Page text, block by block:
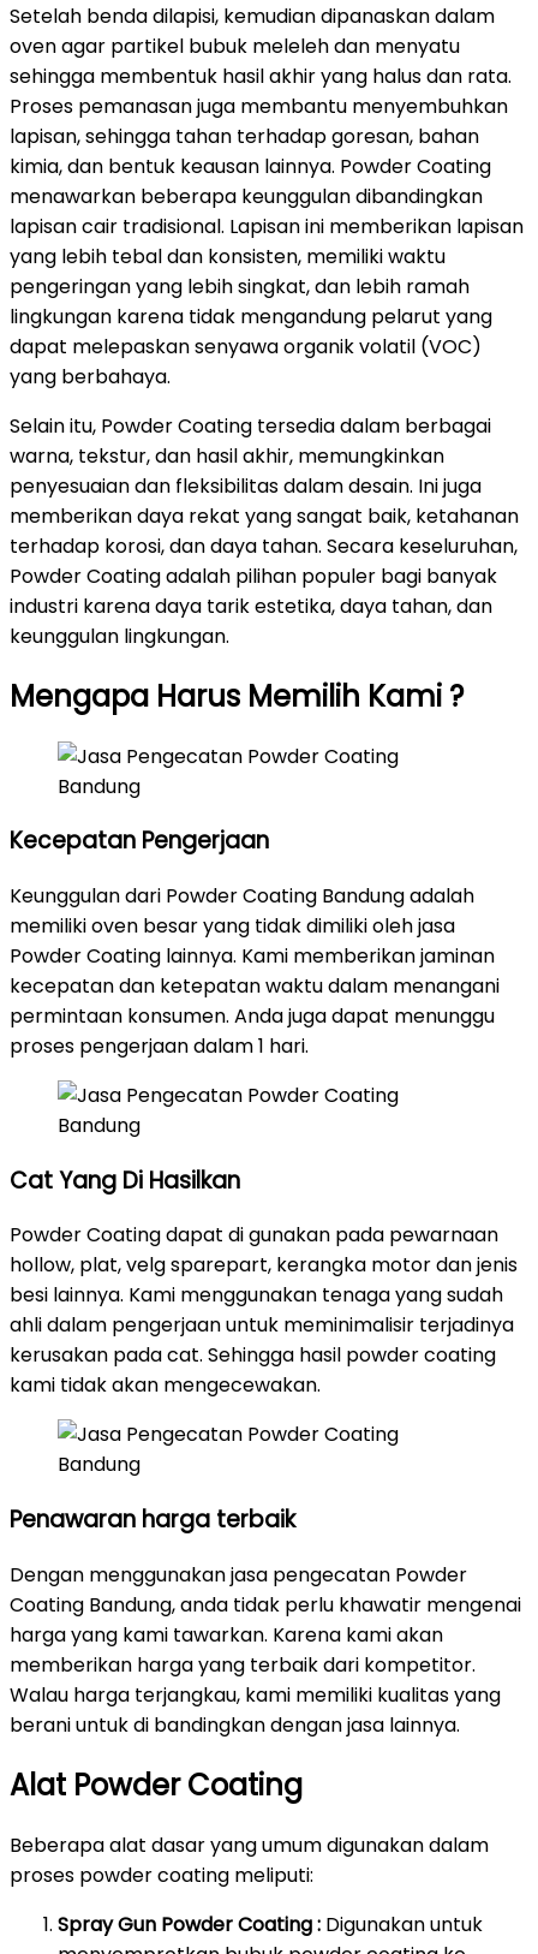
Setelah benda dilapisi, kemudian dipanaskan dalam
oven agar partikel bubuk meleleh dan menyatu
sehingga membentuk hasil akhir yang halus dan rata.
Proses pemanasan juga membantu menyembuhkan
lapisan, sehingga tahan terhadap goresan, bahan
kimia, dan bentuk keausan lainnya. Powder Coating
menawarkan beberapa keunggulan dibandingkan
lapisan cair tradisional. Lapisan ini memberikan lapisan
yang lebih tebal dan konsisten, memiliki waktu
pengeringan yang lebih singkat, dan lebih ramah
lingkungan karena tidak mengandung pelarut yang
dapat melepaskan senyawa organik volatil (VOC)
yang berbahaya.
Selain itu, Powder Coating tersedia dalam berbagai
warna, tekstur, dan hasil akhir, memungkinkan
penyesuaian dan fleksibilitas dalam desain. Ini juga
memberikan daya rekat yang sangat baik, ketahanan
terhadap korosi, dan daya tahan. Secara keseluruhan,
Powder Coating adalah pilihan populer bagi banyak
industri karena daya tarik estetika, daya tahan, dan
keunggulan lingkungan.
Mengapa Harus Memilih Kami ?
Kecepatan Pengerjaan
Keunggulan dari Powder Coating Bandung adalah
memiliki oven besar yang tidak dimiliki oleh jasa
Powder Coating lainnya. Kami memberikan jaminan
kecepatan dan ketepatan waktu dalam menangani
permintaan konsumen. Anda juga dapat menunggu
proses pengerjaan dalam 1 hari.
Cat Yang Di Hasilkan
Powder Coating dapat di gunakan pada pewarnaan
hollow, plat, velg sparepart, kerangka motor dan jenis
besi lainnya. Kami menggunakan tenaga yang sudah
ahli dalam pengerjaan untuk meminimalisir terjadinya
kerusakan pada cat. Sehingga hasil powder coating
kami tidak akan mengecewakan.
Penawaran harga terbaik
Dengan menggunakan jasa pengecatan Powder
Coating Bandung, anda tidak perlu khawatir mengenai
harga yang kami tawarkan. Karena kami akan
memberikan harga yang terbaik dari kompetitor.
Walau harga terjangkau, kami memiliki kualitas yang
berani untuk di bandingkan dengan jasa lainnya.
Alat Powder Coating
Beberapa alat dasar yang umum digunakan dalam
proses powder coating meliputi:
Spray Gun Powder Coating : Digunakan untuk